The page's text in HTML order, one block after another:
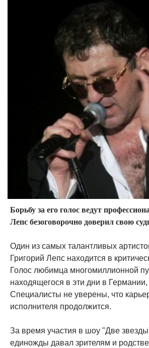
Борьбу за его голос ведут
Лепс безоговорочно доверил свою
Один из самых талантливых
Григорий Лепс находится в
Голос любимца многомиллионной
находящегося в эти дни в
Специалисты не уверены, что
исполнителя продолжится.
За время участия в шоу "Две
единожды давал зрителям и